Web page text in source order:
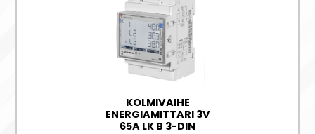
KOLMIVAIHE
ENERGIAMITTARI 3V
65A LK B 3-DIN